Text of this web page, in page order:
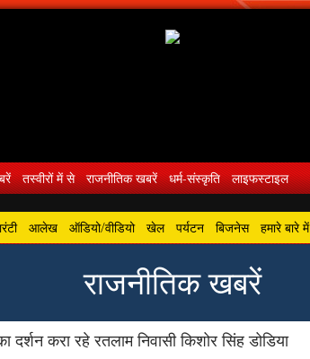
तस्वीरों में से राजनीतिक खबरें धर्म-संस्कृति लाइफस्टाइल
आलेख ऑडियो/वीडियो खेल पर्यटन बिजनेस हमारे बारे में
राजनीतिक खबरें
दर्शन करा रहे रतलाम निवासी किशोर सिंह डोडिया